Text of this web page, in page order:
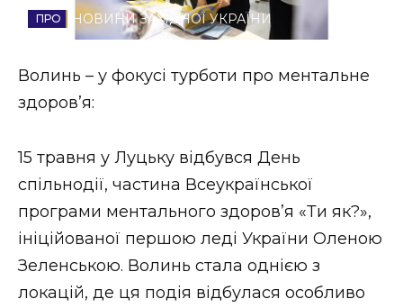
Стиль життя
Втрачений Ужгород (відеоверсія)
ЗАКАРПАТСЬКІ НОВИНИ
НОВИНИ ЗАХІДНОЇ УКРАЇНИ
НОВИНИ ЗАХІДНОЇ УКРАЇНИ
Волинь – у фокусі турботи про ментальне
здоров’я:
15 травня у Луцьку відбувся День
спільнодії, частина Всеукраїнської
програми ментального здоров’я «Ти як?»,
ініційованої першою леді України Оленою
Зеленською. Волинь стала однією з
локацій, де ця подія відбулася особливо